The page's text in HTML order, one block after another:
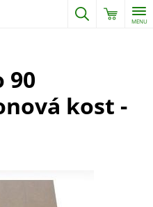
MENU
90
kost -